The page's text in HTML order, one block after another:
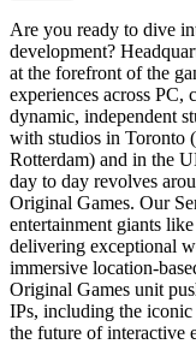
Are you ready to dive
development?
at the forefront of the
experiences across PC,
dynamic, independent
with studios in Toronto
Rotterdam) and in the
day to day revolves
Original Games. Our
entertainment giants
delivering exceptional
immersive location-
Original Games unit
IPs, including the iconic
the future of interactive